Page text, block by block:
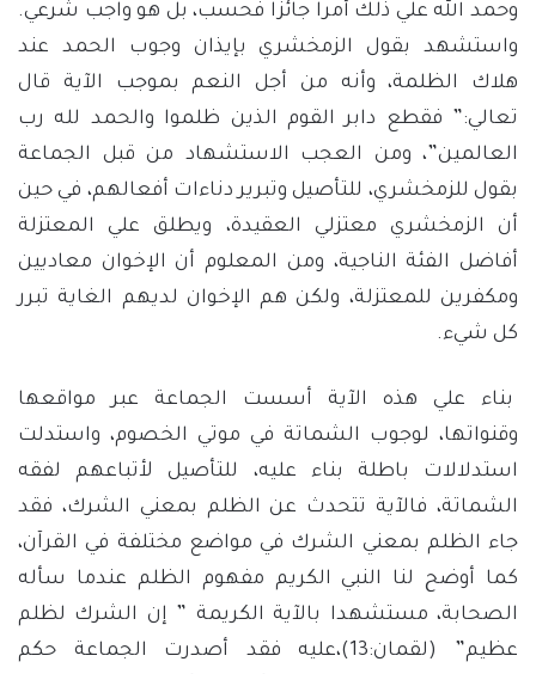
وحمد الله علي ذلك أمرا جائزا فحسب، بل هو واجب شرعي.
واستشهد بقول الزمخشري بإيذان وجوب الحمد عند
هلاك الظلمة، وأنه من أجل النعم بموجب الآية قال
تعالي:” فقطع دابر القوم الذين ظلموا والحمد لله رب
العالمين”، ومن العجب الاستشهاد من قبل الجماعة
بقول للزمخشري، للتأصيل وتبرير دناءات أفعالهم، في حين
أن الزمخشري معتزلي العقيدة، ويطلق علي المعتزلة
أفاضل الفئة الناجية، ومن المعلوم أن الإخوان معاديين
ومكفرين للمعتزلة، ولكن هم الإخوان لديهم الغاية تبرر
كل شيء.
بناء علي هذه الآية أسست الجماعة عبر مواقعها
وقنواتها، لوجوب الشماتة في موتي الخصوم، واستدلت
استدلالات باطلة بناء عليه، للتأصيل لأتباعهم لفقه
الشماتة، فالآية تتحدث عن الظلم بمعني الشرك، فقد
جاء الظلم بمعني الشرك في مواضع مختلفة في القرآن،
كما أوضح لنا النبي الكريم مفهوم الظلم عندما سأله
الصحابة، مستشهدا بالآية الكريمة ” إن الشرك لظلم
عظيم” (لقمان:13)،عليه فقد أصدرت الجماعة حكم